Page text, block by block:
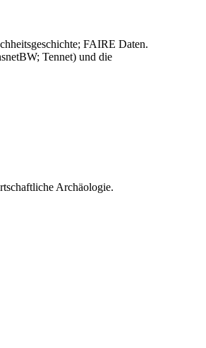
FAIRE Daten.
Tennet) und die
Archäologie.